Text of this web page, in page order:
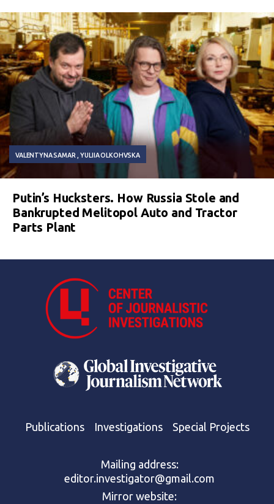
VALENTYNA SAMAR YULIIA OLKOHVSKA
Putin’s Hucksters. How Russia Stole and
Bankrupted Melitopol Auto and Tractor
Parts Plant
Publications Investigations Special Projects
Mailing address:
editor.investigator@gmail.com
Mirror website: